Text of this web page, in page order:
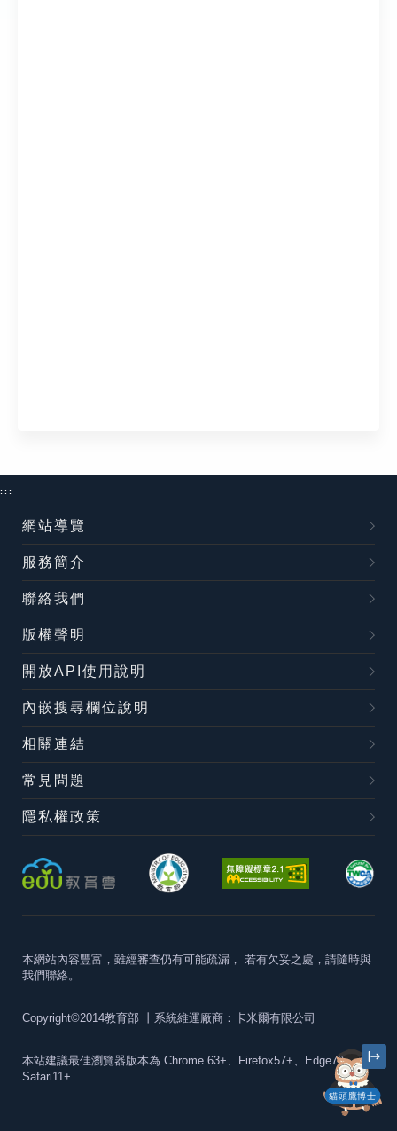
貓頭鷹博士
:::
網站導覽
服務簡介
聯絡我們
版權聲明
開放API使用說明
內嵌搜尋欄位說明
相關連結
常見問題
隱私權政策
本網站內容豐富，雖經審查仍有可能疏漏， 若有欠妥之處，請隨時與
我們聯絡。
Copyright©2014教育部 丨系統維運廠商：卡米爾有限公司
本站建議最佳瀏覽器版本為 Chrome 63+、Firefox57+、Edge79+及
Safari11+